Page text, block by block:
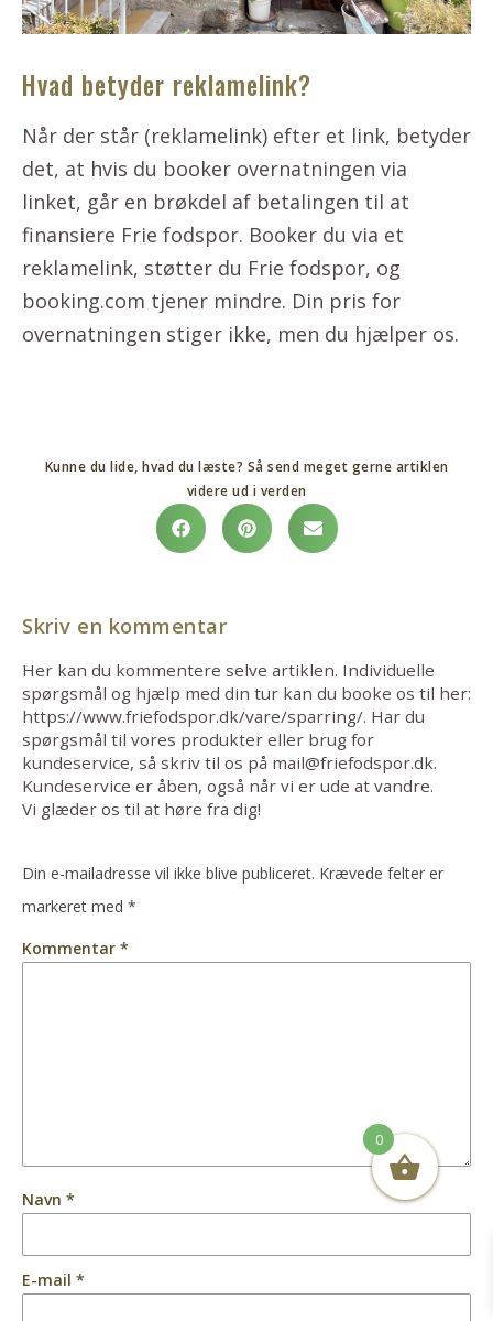
Hvad betyder reklamelink?
Når der står (reklamelink) efter et link, betyder
det, at hvis du booker overnatningen via
linket, går en brøkdel af betalingen til at
finansiere Frie fodspor. Booker du via et
reklamelink, støtter du Frie fodspor, og
booking.com tjener mindre. Din pris for
overnatningen stiger ikke, men du hjælper os.
Kunne du lide, hvad du læste? Så send meget gerne artiklen
videre ud i verden
Skriv en kommentar
Her kan du kommentere selve artiklen. Individuelle
spørgsmål og hjælp med din tur kan du booke os til her:
https://www.friefodspor.dk/vare/sparring/. Har du
spørgsmål til vores produkter eller brug for
kundeservice, så skriv til os på mail@friefodspor.dk.
Kundeservice er åben, også når vi er ude at vandre.
Vi glæder os til at høre fra dig!
Din e-mailadresse vil ikke blive publiceret. Krævede felter er
markeret med *
Kommentar *
Navn *
E-mail *
0